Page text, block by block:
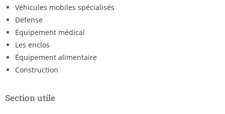
Véhicules mobiles spécialisés
Défense
Équipement médical
Les enclos
Équipement alimentaire
Construction
Section utile